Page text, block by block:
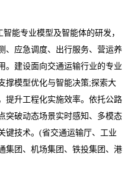
能专业模型及智能体的研发，
、应急调度、出行服务、营运养
。建设面向交通运输行业的专业
撑模型优化与智能决策;探索大
提升工程化实施效率。依托公路
突破动态场景实时感知、多模态
键技术。(省交通运输厅、工业
集团、机场集团、铁投集团、港